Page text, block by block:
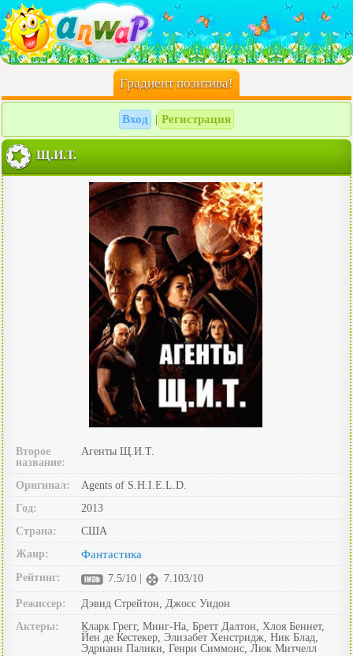
Градиент позитива!
Вход Регистрация
Щ.И.Т.
Второе
название:
Агенты Щ.И.Т.
Оригинал:
Agents of S.H.I.E.L.D.
Год:
2013
Страна:
США
Жанр:
Фантастика
Рейтинг: 7.5/10 | 7.103/10
Режиссер:
Дэвид Стрейтон, Джосс Уидон
Актеры:
Кларк Грегг, Минг-На, Бретт Далтон, Хлоя Беннет,
Йен де Кестекер, Элизабет Хенстридж, Ник Блад,
Эдрианн Палики, Генри Симмонс, Люк Митчелл